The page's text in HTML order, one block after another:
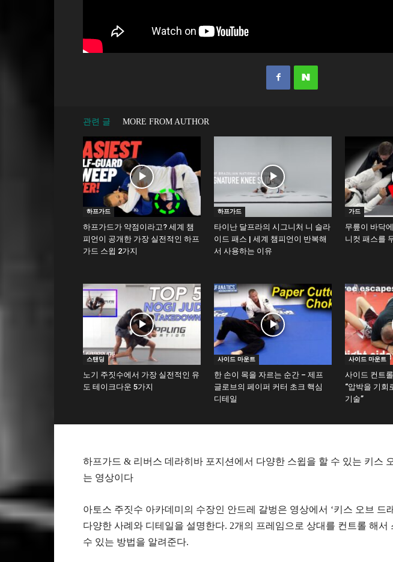
관련 글 MORE FROM AUTHOR
하프가드
하프가드가 약점이라고? 세계 챔
피언이 공개한 가장 실전적인 하프
가드 스윕 2가지
하프가드
타이난 달프라의 시그니처 니 슬라
이드 패스 | 세계 챔피언이 반복해
서 사용하는 이유
가드
무릎이 바닥
니컷 패스를
스탠딩
노기 주짓수에서 가장 실전적인 유
도 테이크다운 5가지
사이드 마운트
한 손이 목을 자르는 순간 – 제프
글로브의 페이퍼 커터 초크 핵심
디테일
사이드 마운트
사이드 컨트
“압박을 기회
기술”
하프가드 & 리버스 데라히바 포지션에서 다양한 스윕을 할 수 있는 키스
는 영상이다
아토스 주짓수 아카데미의 수장인 안드레 갈벙은 영상에서 ‘키스 오브 드
다양한 사례와 디테일을 설명한다. 2개의 프레임으로 상대를 컨트롤 해서
수 있는 방법을 알려준다.